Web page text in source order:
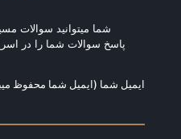
شما میتوانید سوالات
پاسخ سوالات شما را در
ایمیل شما (ایمیل شما محفوظ